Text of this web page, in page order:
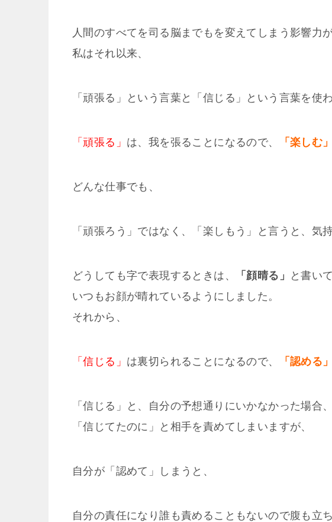
人間のすべてを司る脳までもを変えてしまう影響力
私はそれ以来、
「頑張る」という言葉と「信じる」という言葉を使
「頑張る」 は、我を張ることになるので、 「楽しむ」
どんな仕事でも、
「頑張ろう」ではなく、「楽しもう」と言うと、気
どうしても字で表現するときは、 「顔晴る」
と書いて
いつもお顔が晴れているようにしました。
それから、
「信じる」 は裏切られることになるので、 「認める」
「信じる」と、自分の予想通りにいかなかった場合、
「信じてたのに」と相手を責めてしまいますが、
自分が「認めて」しまうと、
自分の責任になり誰も責めることもないので腹も立ち